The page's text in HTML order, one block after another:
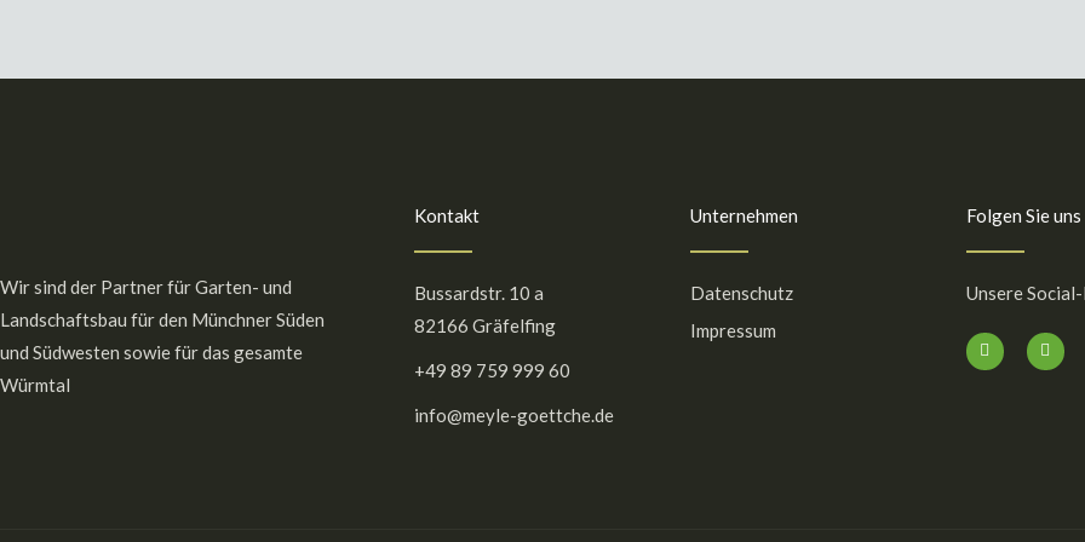
Wir sind der Partner für Garten- und
Landschaftsbau für den Münchner Süden
und Südwesten sowie für das gesamte
Würmtal
Kontakt
Bussardstr. 10 a
82166 Gräfelfing
+49 89 759 999 60
info@meyle-goettche.de
Unternehmen
Datenschutz
Impressum
Folgen Sie uns
Unsere
F
a
c
I
n
s